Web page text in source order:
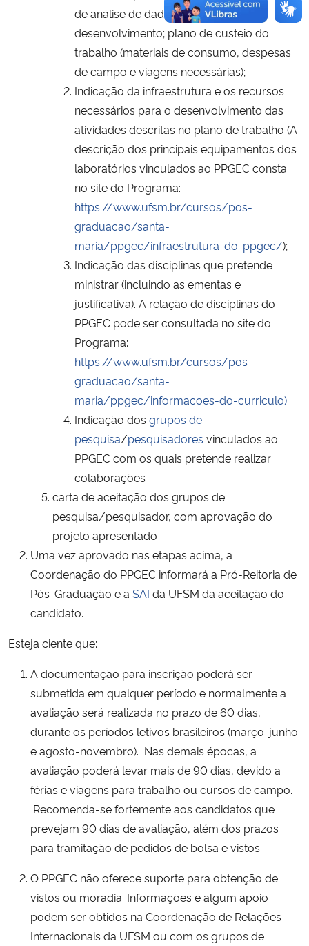
de análise de dados; cronograma de
desenvolvimento; plano de custeio do
trabalho (materiais de consumo, despesas
de campo e viagens necessárias);
Indicação da infraestrutura e os recursos
necessários para o desenvolvimento das
atividades descritas no plano de trabalho (A
descrição dos principais equipamentos dos
laboratórios vinculados ao PPGEC consta
no site do Programa:
https://www.ufsm.br/cursos/pos-
graduacao/santa-
maria/ppgec/infraestrutura-do-ppgec/);
Indicação das disciplinas que pretende
ministrar (incluindo as ementas e
justificativa). A relação de disciplinas do
PPGEC pode ser consultada no site do
Programa:
https://www.ufsm.br/cursos/pos-
graduacao/santa-
maria/ppgec/informacoes-do-curriculo).
Indicação dos grupos de
pesquisa/pesquisadores vinculados ao
PPGEC com os quais pretende realizar
colaborações
carta de aceitação dos grupos de
pesquisa/pesquisador, com aprovação do
projeto apresentado
Uma vez aprovado nas etapas acima, a
Coordenação do PPGEC informará a Pró-Reitoria de
Pós-Graduação e a SAI da UFSM da aceitação do
candidato.
Esteja ciente que:
A documentação para inscrição poderá ser
submetida em qualquer período e normalmente a
avaliação será realizada no prazo de 60 dias,
durante os períodos letivos brasileiros (março-junho
e agosto-novembro). Nas demais épocas, a
avaliação poderá levar mais de 90 dias, devido a
férias e viagens para trabalho ou cursos de campo.
Recomenda-se fortemente aos candidatos que
prevejam 90 dias de avaliação, além dos prazos
para tramitação de pedidos de bolsa e vistos.
O PPGEC não oferece suporte para obtenção de
vistos ou moradia. Informações e algum apoio
podem ser obtidos na Coordenação de Relações
Internacionais da UFSM ou com os grupos de